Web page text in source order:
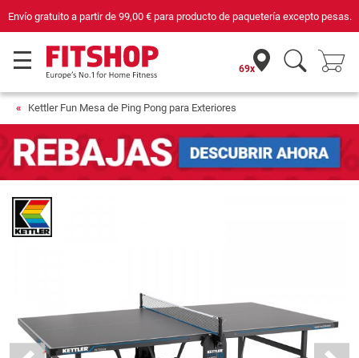
Compra con seguridad en Fitshop, comercio con sello de Confianza Online.
69x
Kettler Fun Mesa de Ping Pong para Exteriores